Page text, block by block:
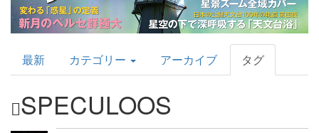
AstroArts
Topics
最新 カテゴリー アーカイブ タグ
SPECULOOS